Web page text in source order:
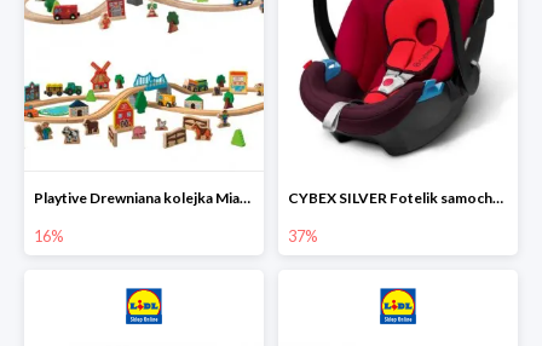
Playtive Drewniana kolejka Miasto lub Farma
16%
CYBEX SILVER Fotelik samochodowy
37%